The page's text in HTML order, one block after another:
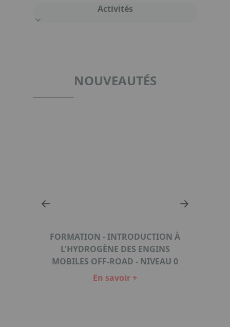
Activités
NOUVEAUTÉS
FORMATION - INTRODUCTION À
L'HYDROGÈNE DES ENGINS
MOBILES OFF-ROAD - NIVEAU 0
En savoir +